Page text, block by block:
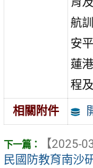
航
安
蓮
程
相關附件
【2025-
民國防教育南沙